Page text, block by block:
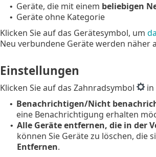
• Geräte, die mit einem beliebigen
• Geräte ohne Kategorie
Klicken Sie auf das Gerätesymbol, um
Neu verbundene Geräte werden näher
Einstellungen
Klicken Sie auf das Zahnradsymbol in
• Benachrichtigen/Nicht
eine Benachrichtigung erhalten
• Alle Geräte entfernen, die in der
können Sie Geräte zu löschen, die
Entfernen.